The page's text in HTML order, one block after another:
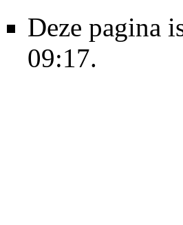
Deze pagina
09:17.